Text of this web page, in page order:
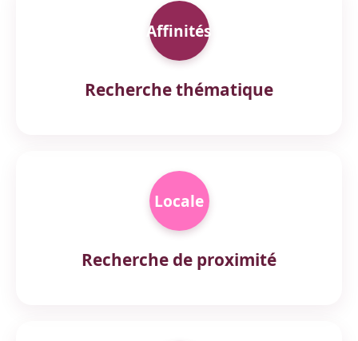
Affinités
Recherche thématique
Locale
Recherche de proximité